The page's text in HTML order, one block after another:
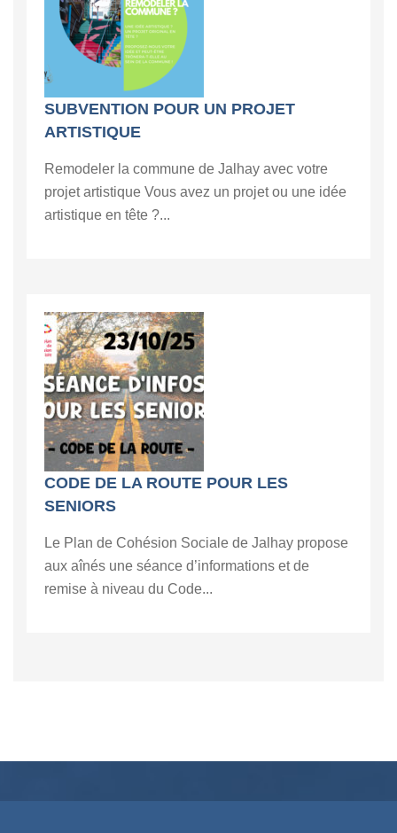
SUBVENTION POUR UN PROJET
ARTISTIQUE
Remodeler la commune de Jalhay avec votre
projet artistique Vous avez un projet ou une idée
artistique en tête ?...
CODE DE LA ROUTE POUR LES
SENIORS
Le Plan de Cohésion Sociale de Jalhay propose
aux aînés une séance d’informations et de
remise à niveau du Code...